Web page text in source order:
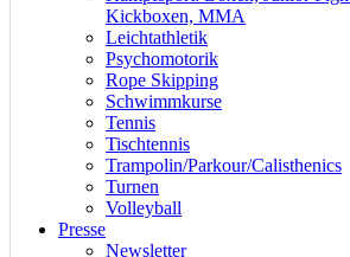
Kickboxen, MMA
Leichtathletik
Psychomotorik
Rope Skipping
Schwimmkurse
Tennis
Tischtennis
Trampolin/Parkour/Calisthenics
Turnen
Volleyball
Presse
Newsletter